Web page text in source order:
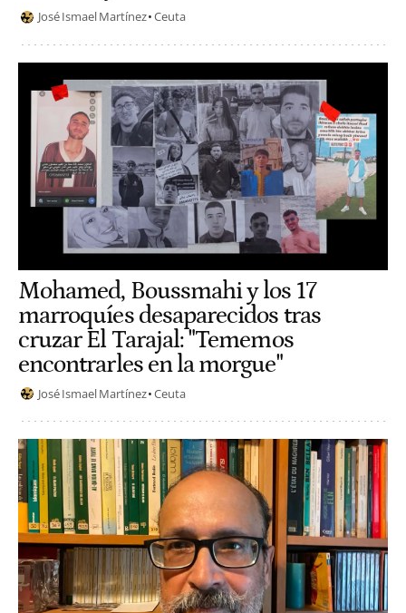
José Ismael Martínez Ceuta
Mohamed, Boussmahi y los 17
marroquíes desaparecidos tras
cruzar El Tarajal: "Tememos
encontrarles en la morgue"
José Ismael Martínez Ceuta